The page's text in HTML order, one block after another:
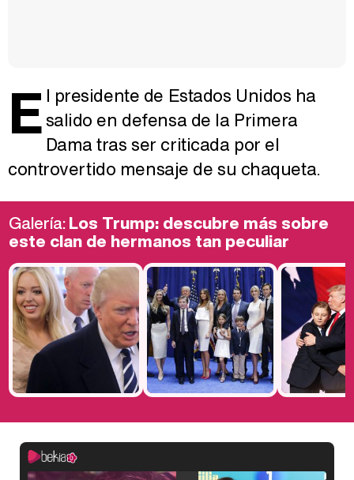
E l presidente de Estados Unidos ha
salido en defensa de la Primera
Dama tras ser criticada por el
controvertido mensaje de su chaqueta.
Galería:Los Trump: descubre más sobre
este clan de hermanos tan peculiar